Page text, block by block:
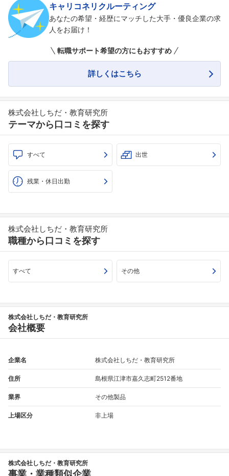
キャリコネリクルーティング
あなたの希望・経歴にマッチした大手・優良企業の求
人をお届け！
転職サポート希望の方にもおすすめ
詳しくはこちら
株式会社しちだ・教育研究所
テーマから口コミを探す
すべて 出世
残業・休日出勤
株式会社しちだ・教育研究所
職種から口コミを探す
すべて その他
株式会社しちだ・教育研究所
会社概要
企業名 株式会社しちだ・教育研究所
住所 島根県江津市嘉久志町2512番地
業界 その他製品
上場区分 非上場
株式会社しちだ・教育研究所
事業・業種類似企業